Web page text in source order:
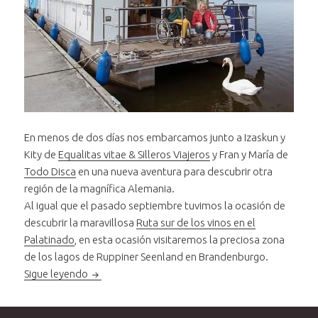
En menos de dos días nos embarcamos junto a Izaskun y
Kity de Equalitas vitae & Silleros Viajeros y Fran y María de
Todo Disca en una nueva aventura para descubrir otra
región de la magnífica Alemania.
Al igual que el pasado septiembre tuvimos la ocasión de
descubrir la maravillosa Ruta sur de los vinos en el
Palatinado , en esta ocasión visitaremos la preciosa zona
de los lagos de Ruppiner Seenland en Brandenburgo.
Sigue leyendo Viaje y sorteo a la zona de los lagos en